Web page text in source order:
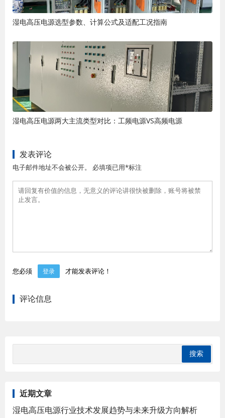
湿电高压电源选型参数、计算公式及适配工况指南
湿电高压电源两大主流类型对比：工频电源VS高频电源
发表评论
电子邮件地址不会被公开。 必填项已用*标注
您必须 登录 才能发表评论！
评论信息
近期文章
湿电高压电源行业技术发展趋势与未来升级方向解析